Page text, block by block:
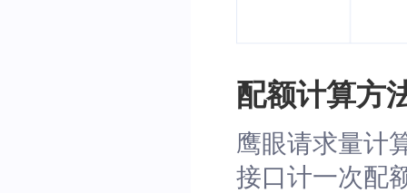
配额计算方
鹰眼请求量计
接口计一次配